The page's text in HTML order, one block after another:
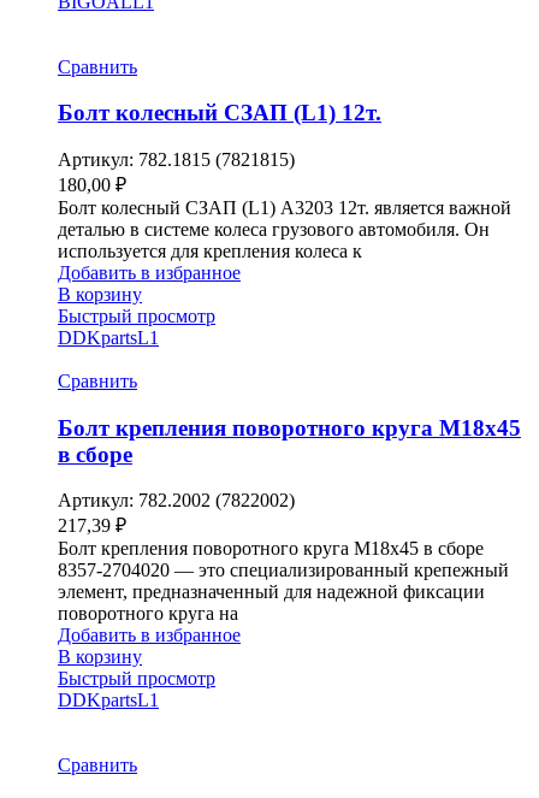
Сравнить
Болт колесный СЗАП (L1) 12т.
Артикул: 782.1815 (7821815)
180,00 ₽
Болт колесный СЗАП (L1) A3203 12т. является важной
деталью в системе колеса грузового автомобиля. Он
используется для крепления колеса к
Добавить в избранное
В корзину
Быстрый просмотр
DDKpartsL1
Сравнить
Болт крепления поворотного круга М18х45
в сборе
Артикул: 782.2002 (7822002)
217,39 ₽
Болт крепления поворотного круга М18х45 в сборе
8357-2704020 — это специализированный крепежный
элемент, предназначенный для надежной фиксации
поворотного круга на
Добавить в избранное
В корзину
Быстрый просмотр
DDKpartsL1
Сравнить